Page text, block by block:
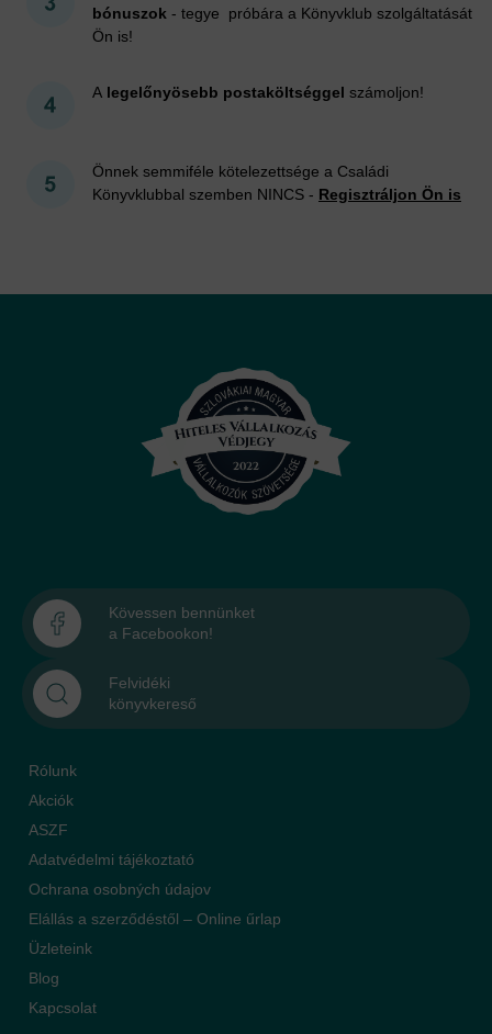
bónuszok - tegye próbára a Könyvklub szolgáltatását
Ön is!
A legelőnyösebb postaköltséggel számoljon!
Önnek semmiféle kötelezettsége a Családi
Könyvklubbal szemben NINCS - Regisztráljon Ön is
Kövessen bennünket
a Facebookon!
Felvidéki
könyvkereső
Rólunk
Akciók
ASZF
Adatvédelmi tájékoztató
Ochrana osobných údajov
Elállás a szerződéstől – Online űrlap
Üzleteink
Blog
Kapcsolat